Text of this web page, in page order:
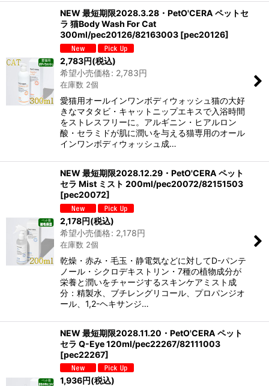
NEW 最短期限2028.3.28・PetO'CERA ペットセ
ラ 猫Body Wash For Cat
300ml/pec20126/82163003 [pec20126]
2,783円(税込)
希望小売価格: 2,783円
在庫数 2個
愛猫用オールインワンボディウォッシュ猫の大好
きなマタタビ・キャットニップエキスで入浴時間
をストレスフリーに。アルギニン・ヒアルロン
酸・セラミドが肌に潤いを与える猫専用のオール
インワンボディウォッシュ成…
NEW 最短期限2028.12.29・PetO'CERA ペット
セラ Mist ミスト 200ml/pec20072/82151503
[pec20072]
2,178円(税込)
希望小売価格: 2,178円
在庫数 2個
乾燥・赤み・毛玉・静電気などに対してD-パンテ
ノール・シクロデキストリン・7種の植物成分が
栄養と潤いをチャージするスキンケアミスト成
分：精製水、ブチレングリコール、プロパンジオ
ール、1,2-ヘキサンジ…
NEW 最短期限2028.11.20・PetO'CERA ペット
セラ Q-Eye 120ml/pec22267/82111003
[pec22267]
1,936円(税込)